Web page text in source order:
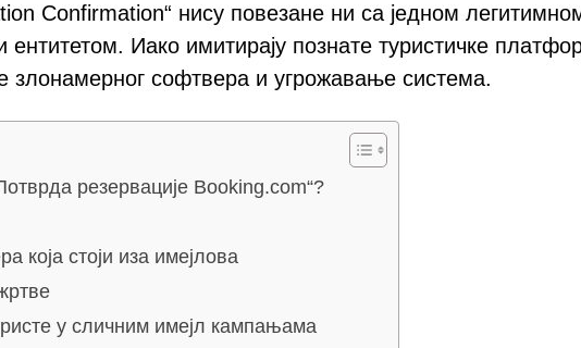
Confirmation“ нису повезане ни са једном
ентитетом. Иако имитирају познате туристичке
софтвера и угрожавање система.
резервације Booking.com“?
која стоји иза имејлова
у сличним имејл кампањама